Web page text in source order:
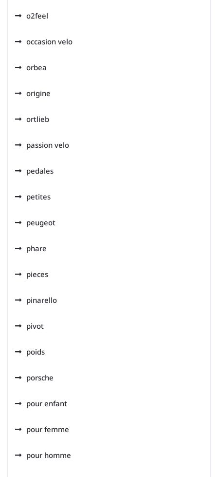
o2feel
occasion velo
orbea
origine
ortlieb
passion velo
pedales
petites
peugeot
phare
pieces
pinarello
pivot
poids
porsche
pour enfant
pour femme
pour homme